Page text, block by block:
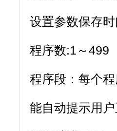
设置参数保存时
程序数:1～499
程序段：每个程
能自动提示用户正